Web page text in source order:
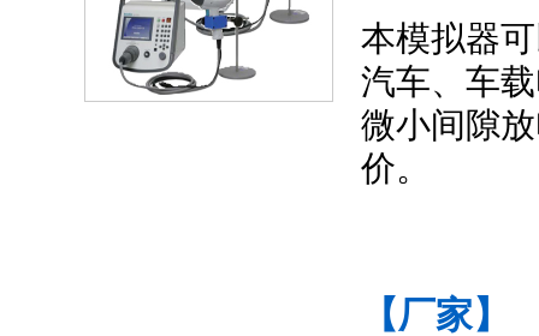
本模拟器
汽车、车
微小间隙
价。
【厂家】